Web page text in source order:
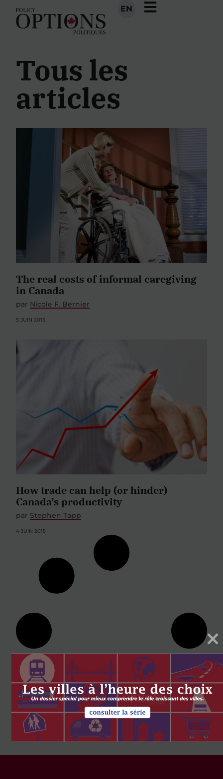
EN
Tous les
articles
The real costs of informal caregiving
in Canada
par Nicole F. Bernier
5 JUIN 2015
How trade can help (or hinder)
Canada’s productivity
par Stephen Tapp
4 JUIN 2015